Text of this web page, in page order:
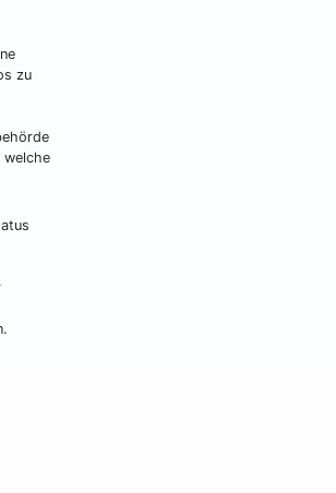
zu
welche